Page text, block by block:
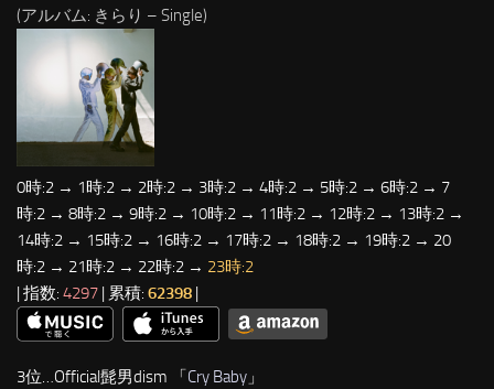
(アルバム: きらり – Single)
0時:2 → 1時:2 → 2時:2 → 3時:2 → 4時:2 → 5時:2 → 6時:2 → 7
時:2 → 8時:2 → 9時:2 → 10時:2 → 11時:2 → 12時:2 → 13時:2 →
14時:2 → 15時:2 → 16時:2 → 17時:2 → 18時:2 → 19時:2 → 20
時:2 → 21時:2 → 22時:2 → 23時:2
| 指数: 4297 | 累積: 62398 |
3位…Official髭男dism 「 Cry Baby 」